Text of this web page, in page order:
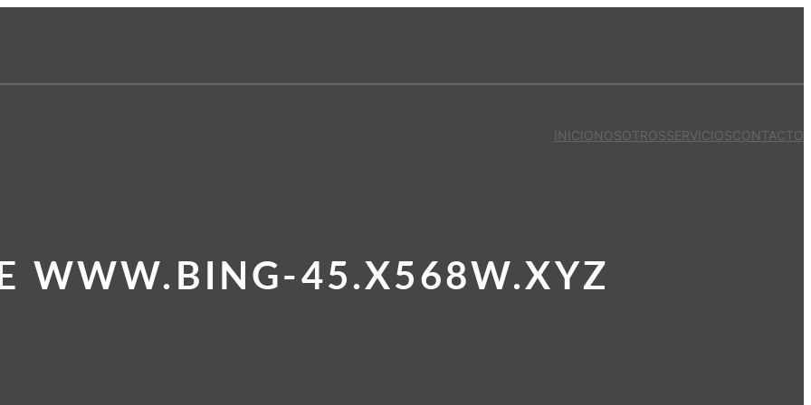
INICIONOSOTROSSERVICIOSCONTACTO
WWW.BING-45.X568W.XYZ